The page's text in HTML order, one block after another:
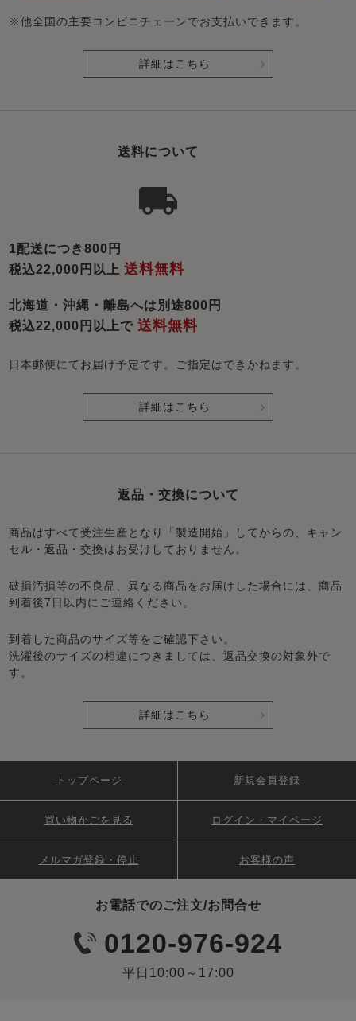
※他全国の主要コンビニチェーンでお支払いできます。
詳細はこちら
送料について
1配送につき800円
税込22,000円以上送料無料
北海道・沖縄・離島へは別途800円
税込22,000円以上で送料無料
日本郵便にてお届け予定です。ご指定はできかねます。
詳細はこちら
返品・交換について
商品はすべて受注生産となり「製造開始」してからの、キャン
セル・返品・交換はお受けしておりません。
破損汚損等の不良品、異なる商品をお届けした場合には、商品
到着後7日以内にご連絡ください。
到着した商品のサイズ等をご確認下さい。
洗濯後のサイズの相違につきましては、返品交換の対象外で
す。
詳細はこちら
お電話でのご注文/お問合せ
0120-976-924
平日10:00～17:00
トップページ 新規会員登録
買い物かごを見る ログイン・マイページ
メルマガ登録・停止 お客様の声